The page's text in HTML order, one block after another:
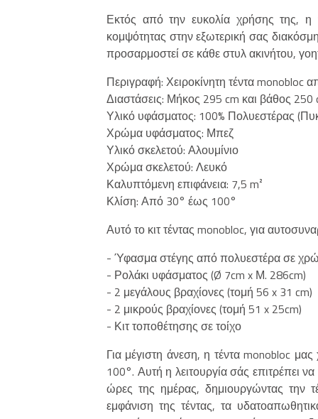
Εκτός από την ευκολία χρήσης της, η
κομψότητας στην εξωτερική σας
προσαρμοστεί σε κάθε στυλ ακινήτου,
Περιγραφή: Χειροκίνητη τέντα monobloc
Διαστάσεις: Μήκος 295 cm και βάθος 250
Υλικό υφάσματος: 100% Πολυεστέρας
Χρώμα υφάσματος: Μπεζ
Υλικό σκελετού: Αλουμίνιο
Χρώμα σκελετού: Λευκό
Καλυπτόμενη επιφάνεια: 7,5 m²
Κλίση: Από 30° έως 100°
Αυτό το κιτ τέντας monobloc, για
- Ύφασμα στέγης από πολυεστέρα σε
- Ρολάκι υφάσματος (Ø 7cm x Μ. 286cm)
- 2 μεγάλους βραχίονες (τομή 56 x 31 cm)
- 2 μικρούς βραχίονες (τομή 51 x 25cm)
- Κιτ τοποθέτησης σε τοίχο
Για μέγιστη άνεση, η τέντα monobloc
100°. Αυτή η λειτουργία σάς επιτρέπει
ώρες της ημέρας, δημιουργώντας την
εμφάνιση της τέντας, τα